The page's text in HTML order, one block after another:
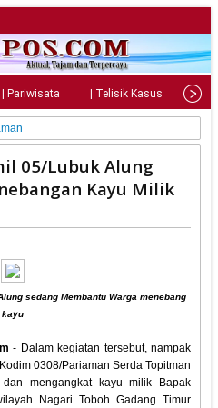
| Pariwisata | Telisik Kasus |
05/Lubuk Alung
Kayu Milik
sedang Membantu Warga menebang
kayu
- Dalam kegiatan tersebut, nampak
0308/Pariaman Serda Topitman
mengangkat kayu milik Bapak
Nagari Toboh Gadang Timur